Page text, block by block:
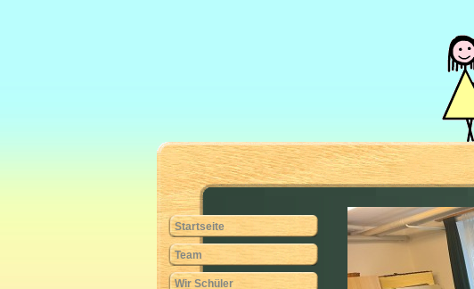
Startseite
Team
Wir Schüler